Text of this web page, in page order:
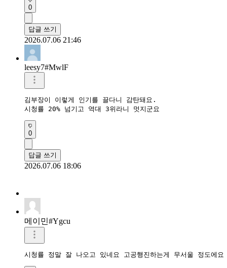
0
답글 쓰기
2026.07.06 21:46
leesy7#MwlF
김부장이 이렇게 인기를 끌다니 감탄돼요.
시청률 20% 넘기고 역대 3위라니 멋지군요
0
답글 쓰기
2026.07.06 18:06
메이민#Ygcu
시청률 정말 잘 나오고 있네요 고공행진하는게 무서울 정도에